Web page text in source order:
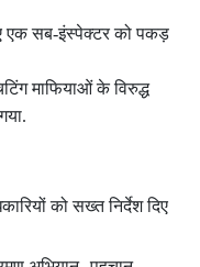
एक सब-इंस्पेक्टर को पकड़
माफियाओं के विरुद्ध
को सख्त निर्देश दिए